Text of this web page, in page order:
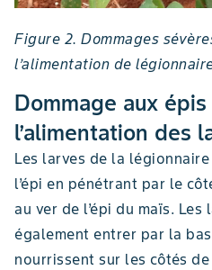
Figure 2. Dommages
l’alimentation de
Dommage aux
l’alimentation des
Les larves de la légionnaire
l’épi en pénétrant par le
au ver de l’épi du maïs. Les
également entrer par la
nourrissent sur les côtés